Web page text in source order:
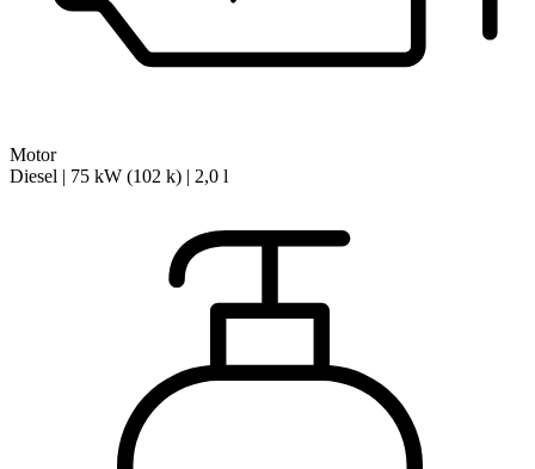
Motor
Diesel | 75 kW (102 k) | 2,0 l